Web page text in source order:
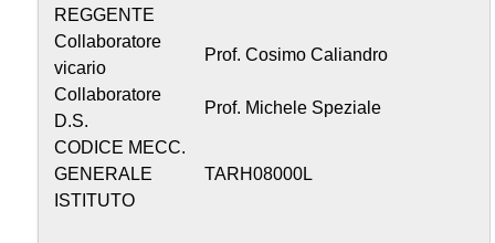
REGGENTE
Collaboratore
vicario
Prof. Cosimo Caliandro
Collaboratore
D.S.
Prof. Michele Speziale
CODICE MECC.
GENERALE
ISTITUTO
TARH08000L